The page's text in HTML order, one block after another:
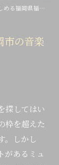
楽と出会う新しい空間案内
市の音楽
探してはい
枠を超えた
。しかし
があるミュ